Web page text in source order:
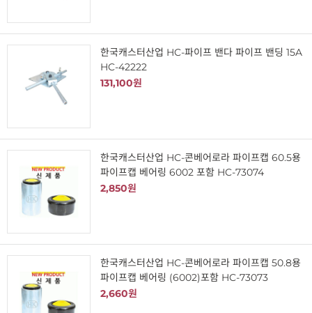
한국캐스터산업 HC-파이프 밴다 파이프 밴딩 15A
HC-42222
131,100원
한국캐스터산업 HC-콘베어로라 파이프캡 60.5용
파이프캡 베어링 6002 포함 HC-73074
2,850원
한국캐스터산업 HC-콘베어로라 파이프캡 50.8용
파이프캡 베어링 (6002)포함 HC-73073
2,660원